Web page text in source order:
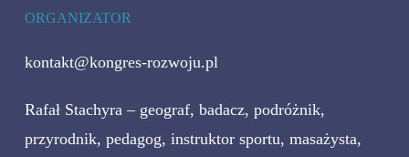
ORGANIZATOR
kontakt@kongres-rozwoju.pl
Rafał Stachyra – geograf, badacz, podróżnik,
przyrodnik, pedagog, instruktor sportu, masażysta,